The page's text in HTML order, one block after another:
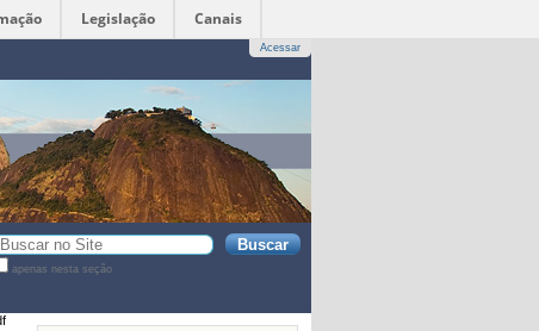
Legislação Canais
Acessar
apenas nesta seção